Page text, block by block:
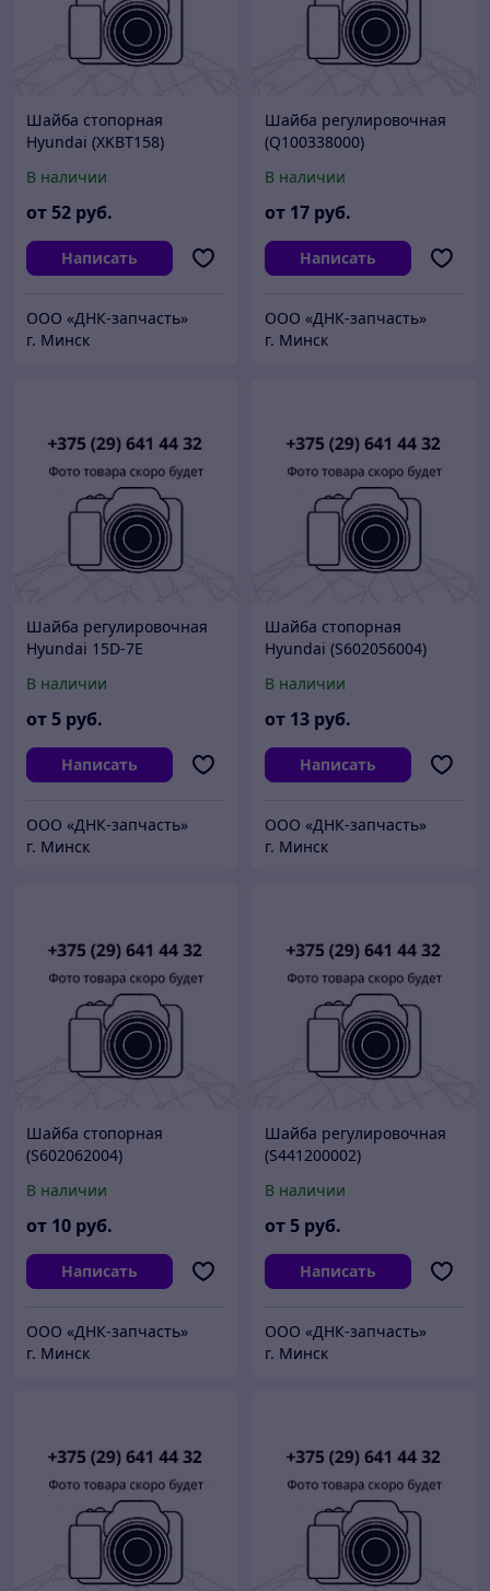
Шайба стопорная
Hyundai (XKBT158)
В наличии
от 52 руб.
Написать
ООО «ДНК-запчасть»
г. Минск
Шайба регулировочная
(Q100338000)
В наличии
от 17 руб.
Написать
ООО «ДНК-запчасть»
г. Минск
Шайба регулировочная
Hyundai 15D-7E
В наличии
от 5 руб.
Написать
ООО «ДНК-запчасть»
г. Минск
Шайба стопорная
Hyundai (S602056004)
В наличии
от 13 руб.
Написать
ООО «ДНК-запчасть»
г. Минск
Шайба стопорная
(S602062004)
В наличии
от 10 руб.
Написать
ООО «ДНК-запчасть»
г. Минск
Шайба регулировочная
(S441200002)
В наличии
от 5 руб.
Написать
ООО «ДНК-запчасть»
г. Минск